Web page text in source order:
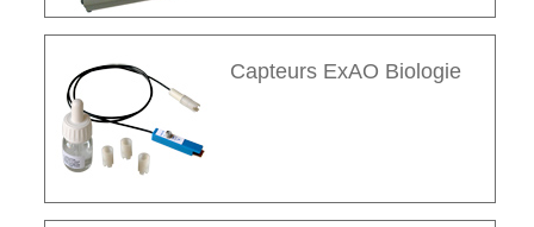
Capteurs ExAO Biologie